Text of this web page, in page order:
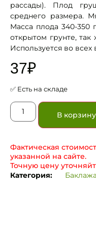
рассады). Плод
среднего размера.
Масса плода 340-350
открытом грунте,
Используется во
37₽
✅ Есть на складе
В корзину
Фактическая
указанной на сайте.
Точную цену
Категория: